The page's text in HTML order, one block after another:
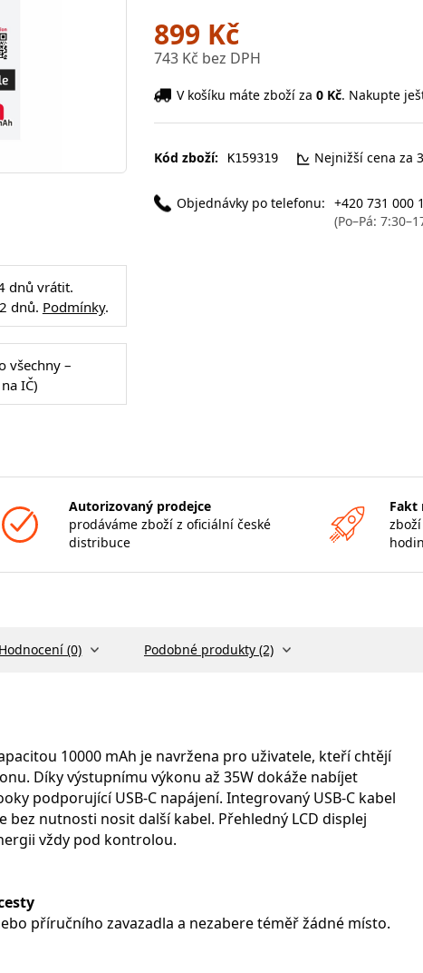
dnů vrátit.
dnů. Podmínky.
všechny –
IČ)
899 Kč
743 Kč bez DPH
V košíku máte zboží za 0 Kč. Nakupte
Kód zboží: K159319 Nejnižší cena za
Objednávky po telefonu: +420 731 000
(Po–Pá:
Autorizovaný prodejce
prodáváme zboží z oficiální české
distribuce
Fakt
hodin
Hodnocení (0) Podobné produkty (2)
10000 mAh je navržena pro uživatele, kteří chtějí
Díky výstupnímu výkonu až 35W dokáže nabíjet
podporující USB-C napájení. Integrovaný USB-C kabel
bez nutnosti nosit další kabel. Přehledný LCD displej
vždy pod kontrolou.
příručního zavazadla a nezabere téměř žádné místo.